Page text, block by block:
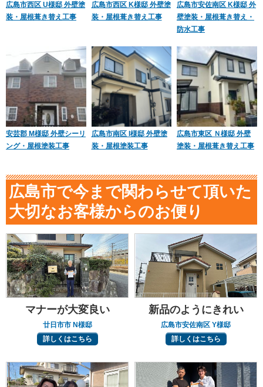
広島市西区 U様邸 外壁塗
装・屋根葺き替え工事
広島市西区 K様邸 外壁塗
装・屋根葺き替え工事
広島市安佐南区 K様邸 外
壁塗装・屋根葺き替え・
防水工事
安芸郡 M様邸 外壁シーリ
ング・屋根塗装工事
広島市南区 I様邸 外壁塗
装・屋根塗装工事
広島市東区 Ｎ様邸 外壁
塗装・屋根葺き替え工事
広島市で今まで関わらせて頂いた
大切なお客様からのお便り
マナーが大変良い
廿日市市 N様邸
詳しくはこちら
新品のようにきれい
広島市安佐南区 Y様邸
詳しくはこちら